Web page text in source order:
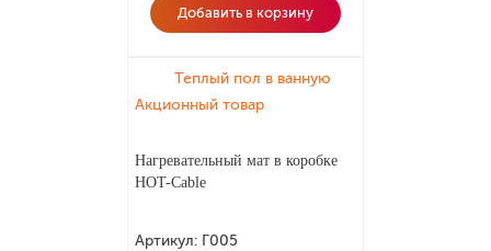
Добавить в корзину
Теплый пол в ванную
Акционный товар
Нагревательный мат в коробке
HOT-Cable
Артикул: Г005